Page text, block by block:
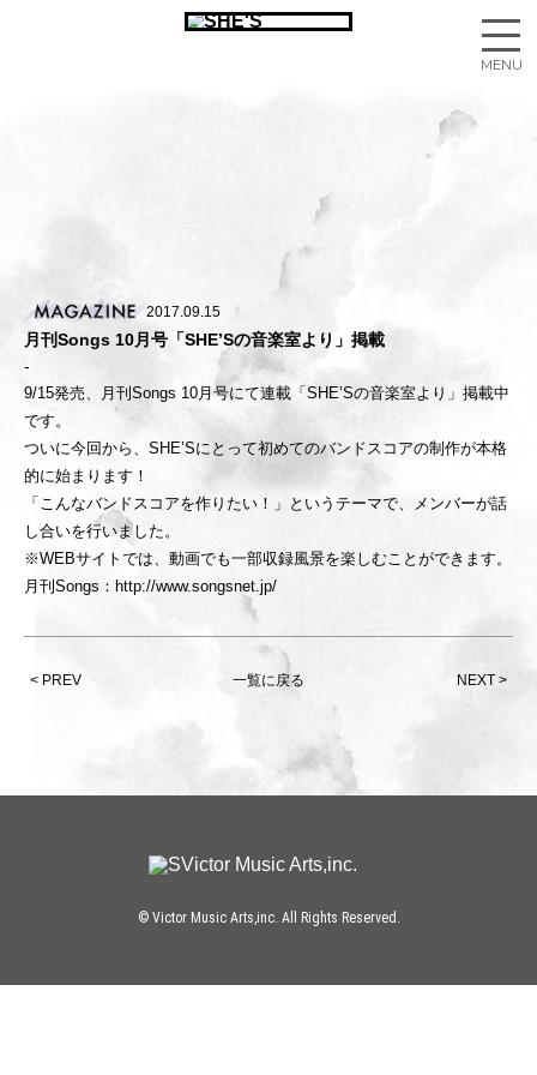
2017.09.15
月刊Songs 10月号「SHE’Sの音楽室より」掲載
9/15発売、月刊Songs 10月号にて連載「SHE’Sの音楽室より」掲載中
です。
ついに今回から、SHE’Sにとって初めてのバンドスコアの制作が本格
的に始まります！
「こんなバンドスコアを作りたい！」というテーマで、メンバーが話
し合いを行いました。
※WEBサイトでは、動画でも一部収録風景を楽しむことができます。
月刊Songs： http://www.songsnet.jp/
< PREV NEXT >
一覧に戻る
© Victor Music Arts,inc. All Rights Reserved.